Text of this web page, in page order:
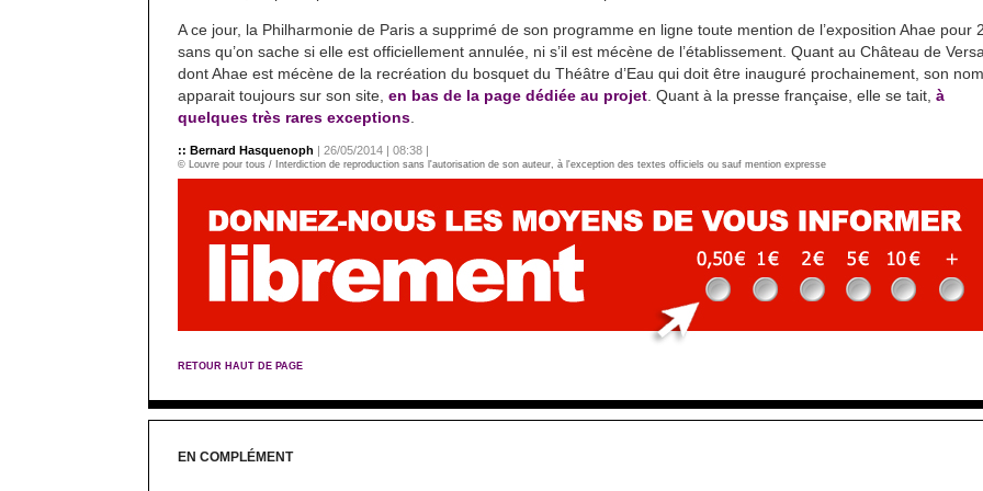
A ce jour, la Philharmonie de Paris a supprimé de son programme en ligne toute mention de l’exposition Ahae pour
sans qu’on sache si elle est officiellement annulée, ni s’il est mécène de l’établissement. Quant au Château de
dont Ahae est mécène de la recréation du bosquet du Théâtre d’Eau qui doit être inauguré prochainement, son nom
apparait toujours sur son site, en bas de la page dédiée au projet. Quant à la presse française, elle se tait, à
quelques très rares exceptions.
:: Bernard Hasquenoph | 26/05/2014 | 08:38 |
© Louvre pour tous / Interdiction de reproduction sans l'autorisation de son auteur, à l'exception des textes officiels ou sauf mention expresse
RETOUR HAUT DE PAGE
EN COMPLÉMENT